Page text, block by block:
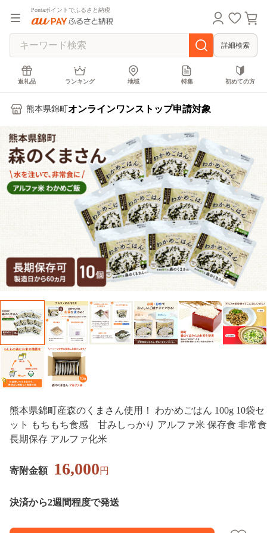
Pontaポイントでふるさと納税
詳細検索
返礼品 ランキング 地域 特集 初めての方
熊本県錦町 オンラインワンストップ申請対象
熊本県錦町産森のくまさん使用！ わかめごはん 100g 10袋セ
ット もちもち食感 甘みしっかり アルファ米 保存食 非常食
長期保存 アルファ化米
寄附金額 16,000円
決済から2週間程度で発送